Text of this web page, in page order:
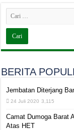
BERITA
Jembatan Diterjang
24 Juli 2020 3,115
Camat Dumoga Barat
Atas HET